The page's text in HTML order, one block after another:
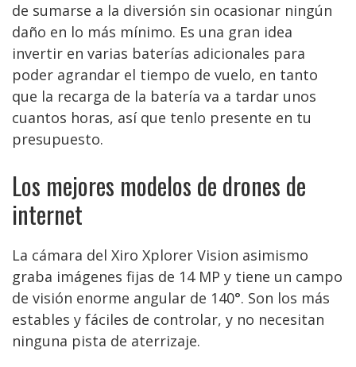
de sumarse a la diversión sin ocasionar ningún
daño en lo más mínimo. Es una gran idea
invertir en varias baterías adicionales para
poder agrandar el tiempo de vuelo, en tanto
que la recarga de la batería va a tardar unos
cuantos horas, así que tenlo presente en tu
presupuesto.
Los mejores modelos de drones de
internet
La cámara del Xiro Xplorer Vision asimismo
graba imágenes fijas de 14 MP y tiene un campo
de visión enorme angular de 140°. Son los más
estables y fáciles de controlar, y no necesitan
ninguna pista de aterrizaje.